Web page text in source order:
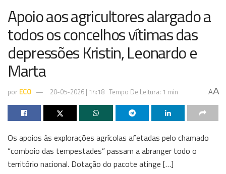
Apoio aos agricultores alargado a
todos os concelhos vítimas das
depressões Kristin, Leonardo e
Marta
por ECO 20-05-2026 | 14:18 Tempo De Leitura: 1 min AA
Os apoios às explorações agrícolas afetadas pelo chamado
“comboio das tempestades” passam a abranger todo o
território nacional. Dotação do pacote atinge […]